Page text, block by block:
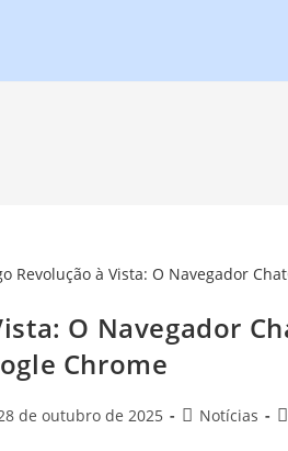
O Navegador
Chrome
de outubro de 2025 Notícias